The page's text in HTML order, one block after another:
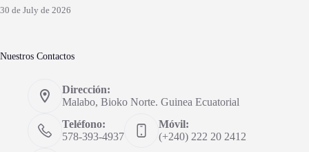
30 de July de 2026
Nuestros Contactos
Dirección:
Malabo, Bioko Norte. Guinea Ecuatorial
Teléfono:
578-393-4937
Móvil:
(+240) 222 20 2412